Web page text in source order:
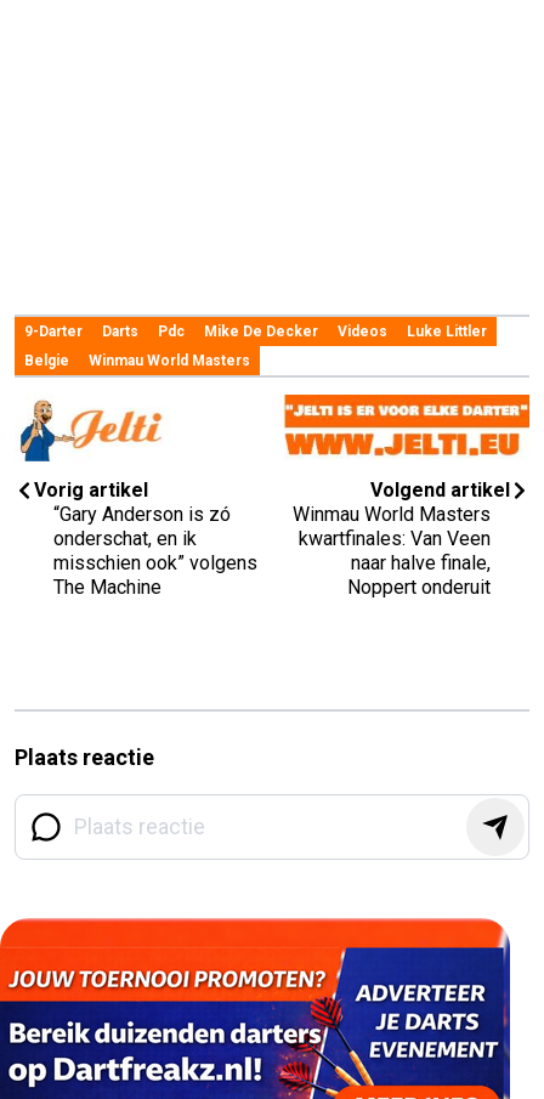
9-Darter Darts Pdc Mike De Decker Videos
Luke Littler
Belgie
Winmau World Masters
Vorig artikel
“Gary Anderson is zó
onderschat, en ik
misschien ook” volgens
The Machine
Volgend artikel
Winmau World Masters
kwartfinales: Van Veen
naar halve finale,
Noppert onderuit
Plaats reactie